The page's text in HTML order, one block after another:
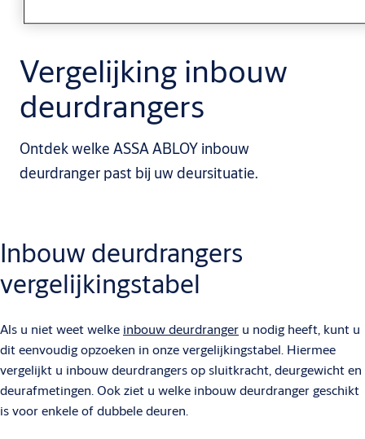
Vergelijking inbouw
deurdrangers
Ontdek welke ASSA ABLOY inbouw
deurdranger past bij uw deursituatie.
Inbouw deurdrangers
vergelijkingstabel
Als u niet weet welke inbouw deurdranger u nodig heeft, kunt u
dit eenvoudig opzoeken in onze vergelijkingstabel. Hiermee
vergelijkt u inbouw deurdrangers op sluitkracht, deurgewicht en
deurafmetingen. Ook ziet u welke inbouw deurdranger geschikt
is voor enkele of dubbele deuren.